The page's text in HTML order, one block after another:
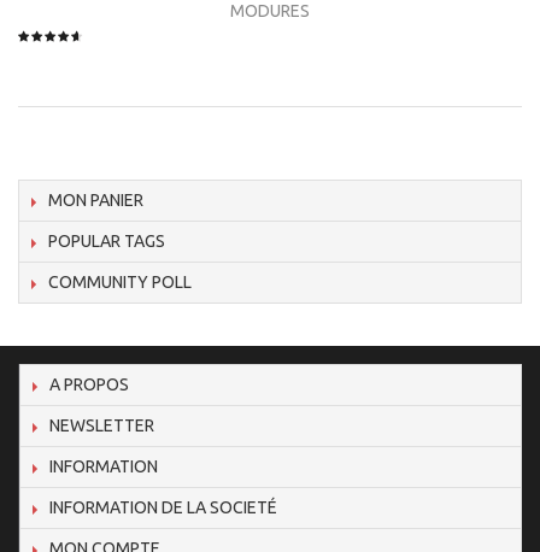
MODURES
MON PANIER
POPULAR TAGS
COMMUNITY POLL
A PROPOS
NEWSLETTER
INFORMATION
INFORMATION DE LA SOCIETÉ